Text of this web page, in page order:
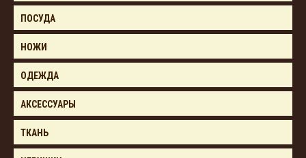
ПОСУДА
НОЖИ
ОДЕЖДА
АКСЕССУАРЫ
ТКАНЬ